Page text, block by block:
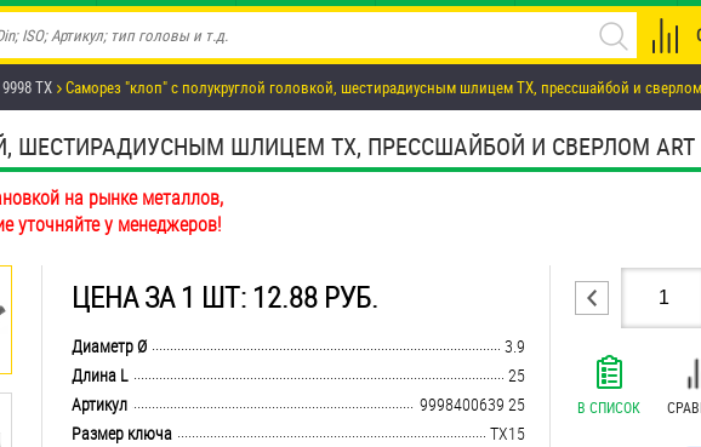
TX Саморез "клоп" с полукруглой головкой, шестирадиусным шлицем TX, прессшайбой и сверлом
ШЛИЦЕМ TX, ПРЕССШАЙБОЙ И СВЕРЛОМ ART
на рынке металлов,
уточняйте у менеджеров!
ЦЕНА ЗА 1 ШТ: 12.88 РУБ.
Диаметр Ø
3.9
Длина L
25
Артикул
9998400639 25
Размер ключа
TX15
В СПИСОК